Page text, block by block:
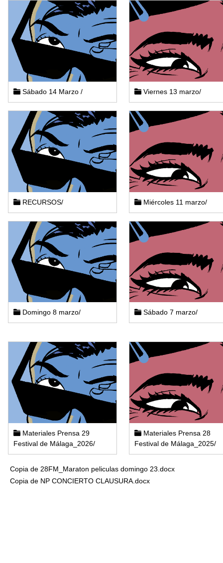
Sábado 14 Marzo / Viernes 13 marzo/
RECURSOS/ Miércoles 11 marzo/
Domingo 8 marzo/ Sábado 7 marzo/
Materiales Prensa 29
Festival de Málaga_2026/
Materiales Prensa 28
Festival de Málaga_2025/
Copia de 28FM_Maraton peliculas domingo 23.docx
Copia de NP CONCIERTO CLAUSURA.docx